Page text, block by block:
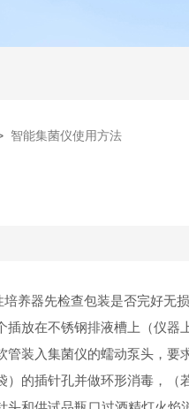
智能集菌仪使用方法
养器先检查包装是否完好无
放在不锈钢排液槽上（仪器
装入集菌仪的蠕动泵头，要
插针孔并做环形消毒，（